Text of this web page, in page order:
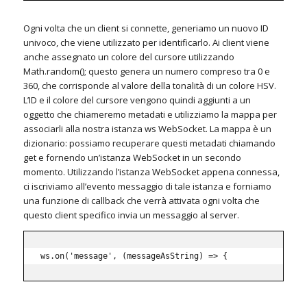
Ogni volta che un client si connette, generiamo un nuovo ID
univoco, che viene utilizzato per identificarlo. Ai client viene
anche assegnato un colore del cursore utilizzando
Math.random(); questo genera un numero compreso tra 0 e
360, che corrisponde al valore della tonalità di un colore HSV.
L’ID e il colore del cursore vengono quindi aggiunti a un
oggetto che chiameremo metadati e utilizziamo la mappa per
associarli alla nostra istanza ws WebSocket. La mappa è un
dizionario: possiamo recuperare questi metadati chiamando
get e fornendo un’istanza WebSocket in un secondo
momento. Utilizzando l’istanza WebSocket appena connessa,
ci iscriviamo all’evento messaggio di tale istanza e forniamo
una funzione di callback che verrà attivata ogni volta che
questo client specifico invia un messaggio al server.
ws .on( 'message' , (messageAsString) => {